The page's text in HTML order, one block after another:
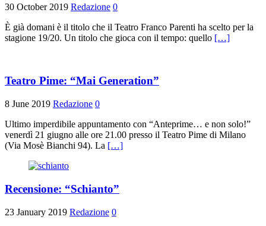
30 October 2019 Redazione 0
È già domani è il titolo che il Teatro Franco Parenti ha scelto per la
stagione 19/20. Un titolo che gioca con il tempo: quello […]
Teatro Pime: “Mai Generation”
8 June 2019 Redazione 0
Ultimo imperdibile appuntamento con “Anteprime… e non solo!”
venerdì 21 giugno alle ore 21.00 presso il Teatro Pime di Milano
(Via Mosè Bianchi 94). La […]
Recensione: “Schianto”
23 January 2019 Redazione 0